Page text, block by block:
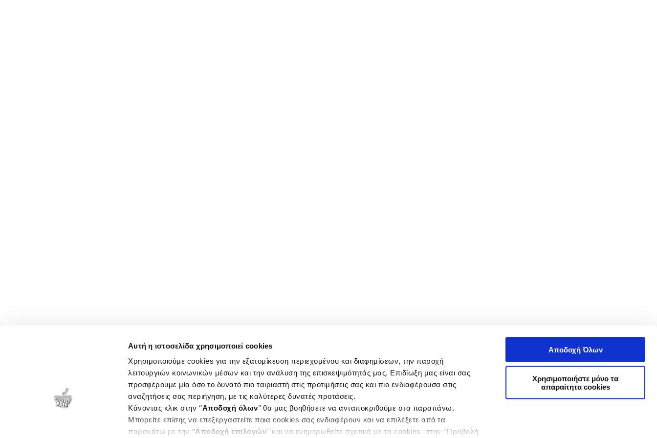
Αυτή η ιστοσελίδα χρησιμοποιεί cookies
Χρησιμοποιούμε cookies για την εξατομίκευση περιεχομένου και διαφημίσεων, την παροχή
λειτουργιών κοινωνικών μέσων και την ανάλυση της επισκεψιμότητάς μας. Επιδίωξη μας είναι σας
προσφέρουμε μία όσο το δυνατό πιο ταιριαστή στις προτιμήσεις σας και πιο ενδιαφέρουσα στις
αναζητήσεις σας περιήγηση, με τις καλύτερες δυνατές προτάσεις.
Κάνοντας κλικ στην ‘’Αποδοχή όλων’’ θα μας βοηθήσετε να ανταποκριθούμε στα παραπάνω.
Μπορείτε επίσης να επεξεργαστείτε ποια cookies σας ενδιαφέρουν και να επιλέξετε από τα
παρακάτω με την ‘’Αποδοχή επιλογών΄΄και να ενημερωθείτε σχετικά με τα cookies στην ‘’Προβολή
Αποδοχή Όλων
Χρησιμοποιήστε μόνο τα
απαραίτητα cookies